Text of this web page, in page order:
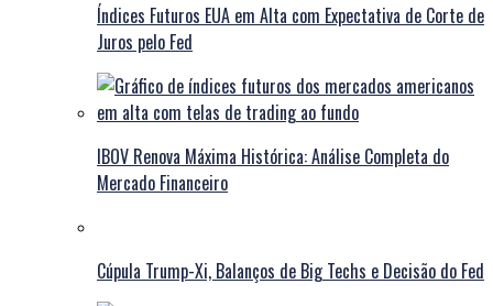
Índices Futuros EUA em Alta com Expectativa de Corte de
Juros pelo Fed
IBOV Renova Máxima Histórica: Análise Completa do
Mercado Financeiro
Cúpula Trump-Xi, Balanços de Big Techs e Decisão do Fed